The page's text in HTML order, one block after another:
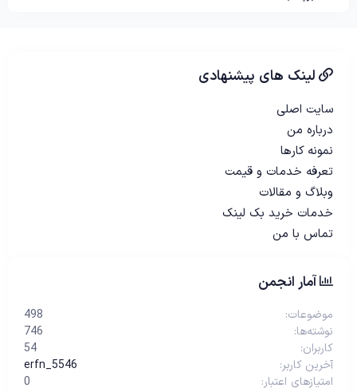
لینک های پیشنهادی
سایت اصلی
درباره من
نمونه کارها
تعرفه خدمات و قیمت
وبلاگ و مقالات
خدمات خرید بک لینک
تماس با من
آمار انجمن
موضوعات
498
نوشته‌ها
746
کاربران
54
آخرین کاربر
erfn_5546
امتیازهای اعتبار
0